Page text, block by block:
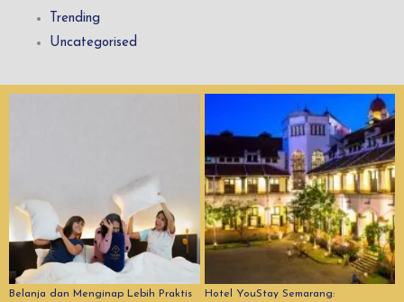
Trending
Uncategorised
Belanja dan Menginap Lebih Praktis
Hotel YouStay Semarang: